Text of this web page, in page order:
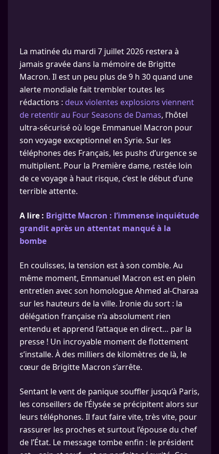
La matinée du mardi 7 juillet 2026 restera à
jamais gravée dans la mémoire de Brigitte
Macron. Il est un peu plus de 9 h 30 quand une
alerte mondiale fait trembler toutes les
rédactions : deux violentes explosions viennent
de retentir au Four Seasons de Damas, l’hôtel
ultra-sécurisé où loge Emmanuel Macron pour
son voyage exceptionnel en Syrie. Sur les
téléphones des Français, les pushs d’urgence se
multiplient. Pour la Première dame, restée loin
de ce voyage à haut risque, c’est le début d’une
terrible attente.
A lire : Brigitte Macron : l’immense inquiétude
grandit après un attentat manqué à la
bombe
En coulisses, la tension est à son comble. Au
même moment, Emmanuel Macron est en plein
entretien avec son homologue Ahmed al-Charaa
sur les hauteurs de la ville. Ironie du sort : la
délégation française n’a absolument rien
entendu et apprend l’attaque en direct… par la
presse ! Un incroyable moment de flottement
s’installe. À des milliers de kilomètres de là, le
cœur de Brigitte Macron s’arrête.
Sentant le vent de panique souffler jusqu’à Paris,
les conseillers de l’Élysée se précipitent alors sur
leurs téléphones. Il faut faire vite, très vite, pour
rassurer les proches et surtout l’épouse du chef
de l’État. Le message tombe enfin : le président